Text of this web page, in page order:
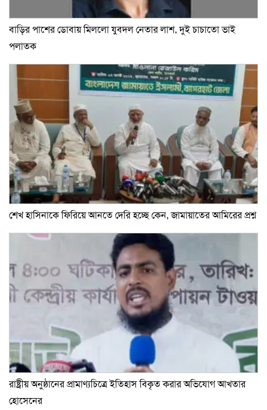
বাড়ির পাশের ডোবায় মিললো যুবদল নেতার লাশ, দুই চাচাতো ভাই
পলাতক
শেখ হাসিনাকে ফিরিয়ে আনতে দেরি হচ্ছে কেন, জামায়াতের আমিরের প্রশ্ন
রাষ্ট্রীয় অনুষ্ঠানের প্রামাণ্যচিত্রে ইতিহাস বিকৃত করার অভিযোগ আখতার
হোসেনের